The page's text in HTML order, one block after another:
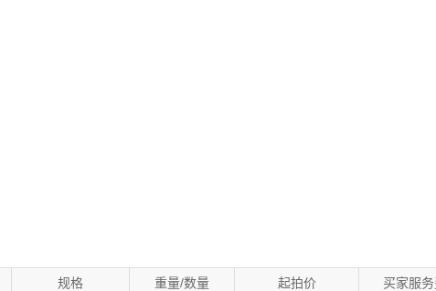
规格 重量/数量 起拍价 买家服